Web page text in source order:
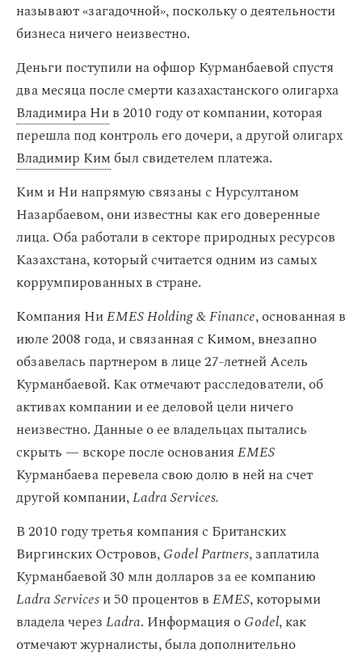
называют «загадочной», поскольку о деятельности
бизнеса ничего неизвестно.
Деньги поступили на офшор Курманбаевой спустя
два месяца после смерти казахастанского олигарха
Владимира Нив 2010 году от компании, которая
перешла под контроль его дочери, а другой олигарх
Владимир Кимбыл свидетелем платежа.
Ким и Ни напрямую связаны с Нурсултаном
Назарбаевом, они известны как его доверенные
лица. Оба работали в секторе природных ресурсов
Казахстана, который считается одним из самых
коррумпированных в стране.
Компания НиEMES Holding & Finance, основанная в
июле 2008 года, и связанная с Кимом, внезапно
обзавелась партнером в лице 27-летней Асель
Курманбаевой. Как отмечают расследователи, об
активах компании и ее деловой цели ничего
неизвестно. Данные о ее владельцах пытались
скрыть — вскоре после основанияEMES
Курманбаева перевела свою долю в ней на счет
другой компании,Ladra Services.
В 2010 году третья компания с Британских
Виргинских Островов,Godel Partners, заплатила
Курманбаевой 30 млн долларов за ее компанию
Ladra Servicesи 50 процентов вEMES, которыми
владела черезLadra. Информация оGodel, как
отмечают журналисты, была дополнительно